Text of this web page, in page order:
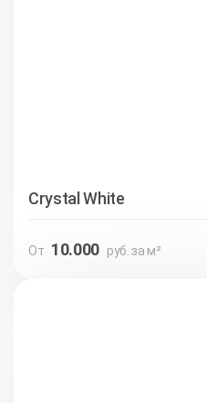
Crystal White
От 10.000 руб. за м²